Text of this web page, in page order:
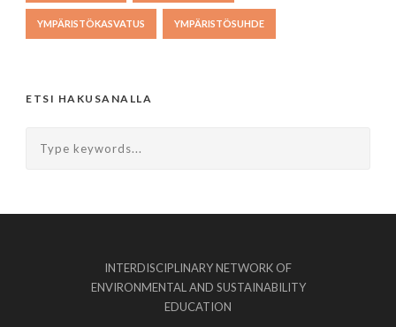
YMPÄRISTÖKASVATUS YMPÄRISTÖSUHDE
ETSI HAKUSANALLA
INTERDISCIPLINARY NETWORK OF
ENVIRONMENTAL AND SUSTAINABILITY
EDUCATION